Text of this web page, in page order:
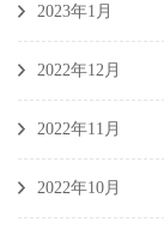
2023年1月
2022年12月
2022年11月
2022年10月